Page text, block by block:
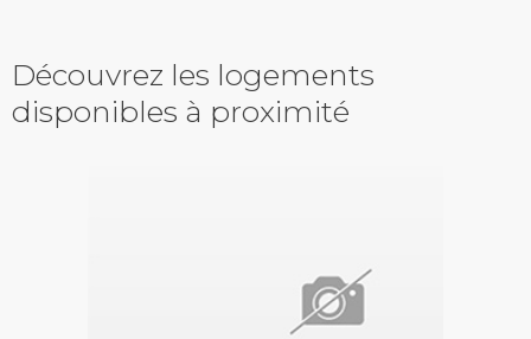
Découvrez les logements
disponibles à proximité